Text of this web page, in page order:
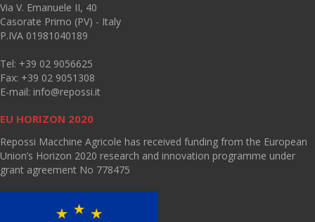
Via V. Emanuele II, 40
Casorate Primo (PV) - Italy
P.IVA 01981040189
Tel: +39 02 9056625
Fax: +39 02 9051308
E-mail: info@repossi.it
EU HORIZON 2020
Repossi Macchine Agricole has received funding from the European
Union’s Horizon 2020 research and innovation programme under
grant agreement No 778475